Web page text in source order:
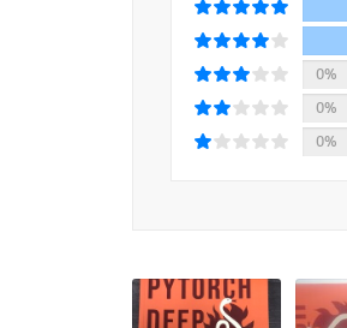
_6장. GAN을 활용한 이
이상 화상 검출은 의료
정상 화상보다 매우 적을
_8장. 자연어 처리를 활용
감정 분석 모델을 구축,
0%
0%
0%